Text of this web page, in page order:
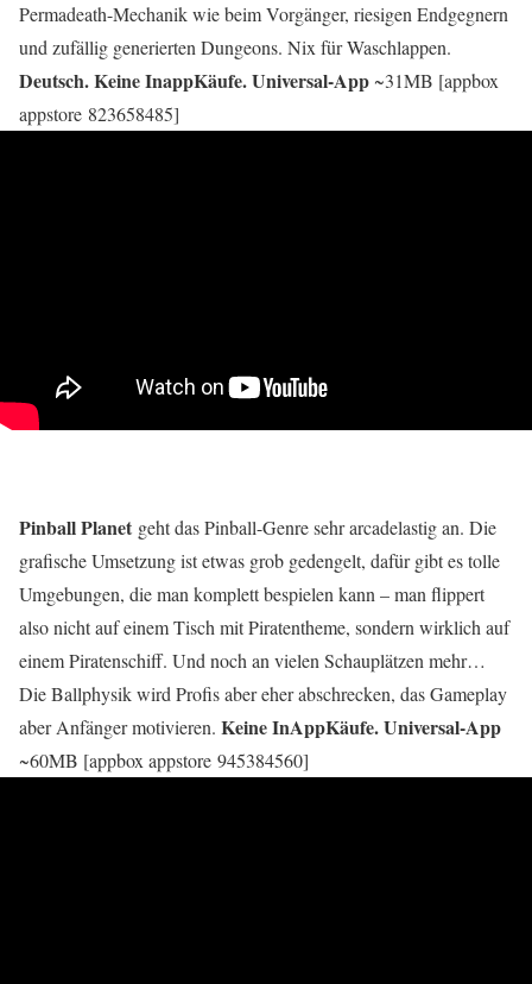
Permadeath-Mechanik wie beim Vorgänger, riesigen Endgegnern
und zufällig generierten Dungeons. Nix für Waschlappen.
Deutsch. Keine InappKäufe. Universal-App ~31MB [appbox
appstore 823658485]
Pinball Planet geht das Pinball-Genre sehr arcadelastig an. Die
grafische Umsetzung ist etwas grob gedengelt, dafür gibt es tolle
Umgebungen, die man komplett bespielen kann – man flippert
also nicht auf einem Tisch mit Piratentheme, sondern wirklich auf
einem Piratenschiff. Und noch an vielen Schauplätzen mehr…
Die Ballphysik wird Profis aber eher abschrecken, das Gameplay
aber Anfänger motivieren. Keine InAppKäufe.Universal-App
~60MB [appbox appstore 945384560]